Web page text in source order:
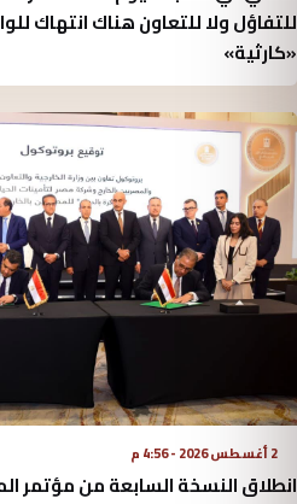
للتفاؤل ولا للتعاون هناك انتهاك
«كارثية»‏
2 أغسطس 2026 - 4:56 م
انطلاق النسخة السابعة من مؤتمر